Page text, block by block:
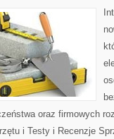
oraz firmowych
i Testy i Recenzje